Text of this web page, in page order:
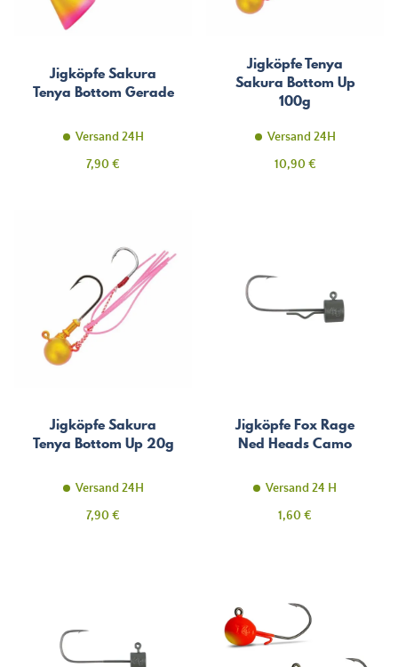
Jigköpfe Sakura
Tenya Bottom Gerade
Versand 24H
Preis
7,90 €
Jigköpfe Tenya
Sakura Bottom Up
100g
Versand 24H
Preis
10,90 €
Jigköpfe Sakura
Tenya Bottom Up 20g
Versand 24H
Preis
7,90 €
Jigköpfe Fox Rage
Ned Heads Camo
Versand 24 H
Preis
1,60 €